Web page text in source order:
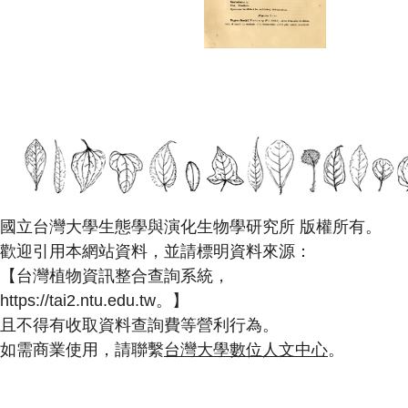
國立台灣大學生態學與演化生物學研究所 版權所有。
歡迎引用本網站資料，並請標明資料來源：
【台灣植物資訊整合查詢系統，
https://tai2.ntu.edu.tw。】
且不得有收取資料查詢費等營利行為。
如需商業使用，請聯繫台灣大學數位人文中心。